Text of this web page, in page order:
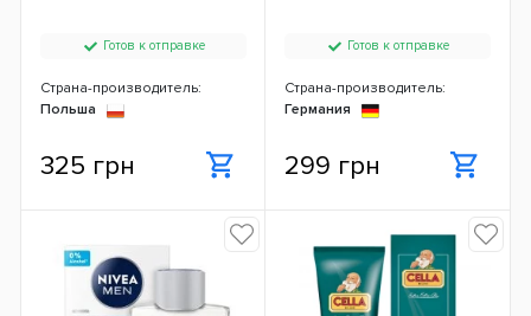
Готов к отправке
Страна-производитель:
Польша
325 грн
Готов к отправке
Страна-производитель:
Германия
299 грн